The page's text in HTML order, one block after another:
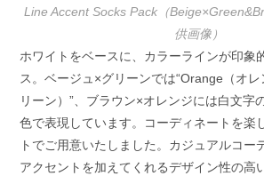
Line Accent Socks Pack（
供画像）
ホワイトをベースに、カラーラインが印象
ス。ベージュ×グリーンでは“Orange（オレ
リーン）”、ブラウン×オレンジには白文字
色で表現しています。コーディネートを楽
トでご用意いたしました。カジュアルコー
アクセントを加えてくれるデザイン性の高